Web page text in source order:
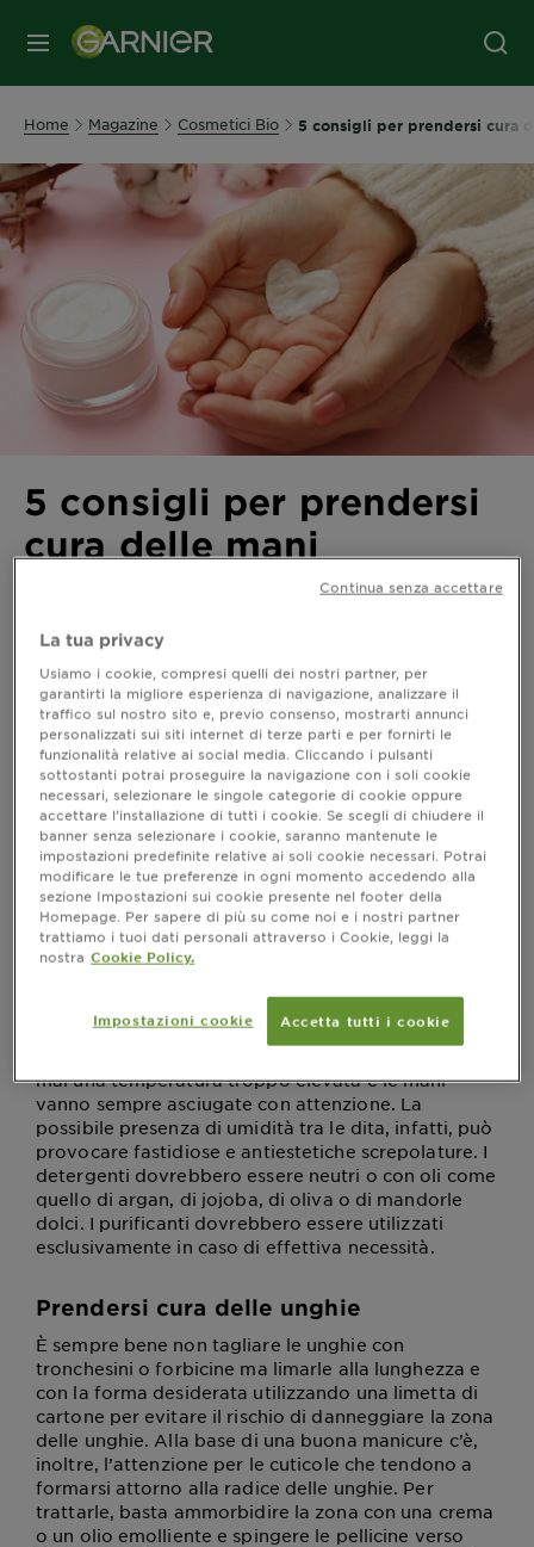
MENU
Home Magazine Cosmetici Bio 5 consigli per prendersi cura
5 consigli per prendersi
cura delle mani
Una buona igiene quotidiana è il punto di partenza
e averle sempre levigate e belle. Il lavaggio,
effettuato più volte al giorno, dovrebbe essere una
pratica di base consolidata, ma va effettuato nel
modo giusto per evitare che si possano creare
possibili arrosamenti e renda così la pelle più sensibile
e fragile.
Altre piccole accortezze come l’utilizzo di una buona
crema idratante adatta alla vostra pelle, un’attenzione
specifica alle unghie e una corretta protezione dagli
agenti esterni fanno il resto. Ma ecco, punto per
punto, 5 consigli pratici da seguire ogni giorno.
Lavaggio corretto
mai una temperatura troppo elevata e le mani
vanno sempre asciugate con attenzione. La
possibile presenza di umidità tra le dita, infatti, può
provocare fastidiose e antiestetiche screpolature. I
detergenti dovrebbero essere neutri o con oli come
quello di argan, di jojoba, di oliva o di mandorle
dolci. I purificanti dovrebbero essere utilizzati
esclusivamente in caso di effettiva necessità.
Prendersi cura delle unghie
È sempre bene non tagliare le unghie con
tronchesini o forbicine ma limarle alla lunghezza e
con la forma desiderata utilizzando una limetta di
cartone per evitare il rischio di danneggiare la zona
delle unghie. Alla base di una buona manicure c’è,
inoltre, l’attenzione per le cuticole che tendono a
formarsi attorno alla radice delle unghie. Per
trattarle, basta ammorbidire la zona con una crema
o un olio emolliente e spingere le pellicine verso
La tua privacy
Usiamo i cookie, compresi quelli dei nostri partner, per
garantirti la migliore esperienza di navigazione, analizzare il
traffico sul nostro sito e, previo consenso, mostrarti annunci
personalizzati sui siti internet di terze parti e per fornirti le
funzionalità relative ai social media. Cliccando i pulsanti
sottostanti potrai proseguire la navigazione con i soli cookie
necessari, selezionare le singole categorie di cookie oppure
accettare l’installazione di tutti i cookie. Se scegli di chiudere il
banner senza selezionare i cookie, saranno mantenute le
impostazioni predefinite relative ai soli cookie necessari. Potrai
modificare le tue preferenze in ogni momento accedendo alla
sezione Impostazioni sui cookie presente nel footer della
Homepage. Per sapere di più su come noi e i nostri partner
trattiamo i tuoi dati personali attraverso i Cookie, leggi la
nostra Cookie Policy.
Impostazioni cookie Accetta tutti i cookie
Continua senza accettare